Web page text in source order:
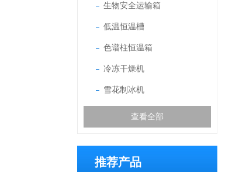
生物安全运输箱
低温恒温槽
色谱柱恒温箱
冷冻干燥机
雪花制冰机
查看全部
推荐产品